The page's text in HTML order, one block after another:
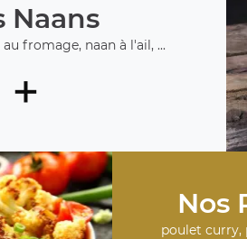
Naans
fromage, naan à l'ail, ...
+
Nos
poulet curry,